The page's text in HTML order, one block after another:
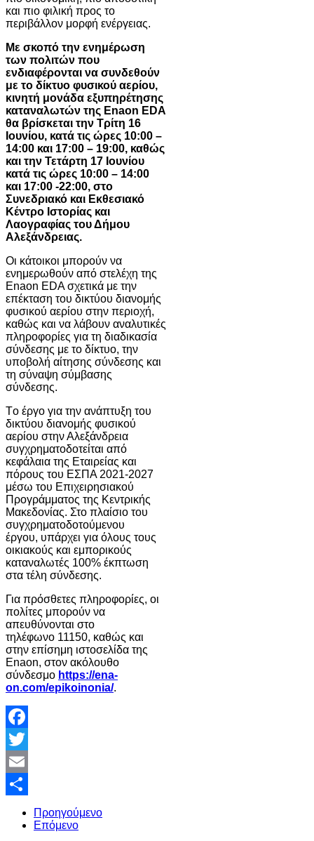
και πιο φιλική προς το
περιβάλλον μορφή ενέργειας.
Με σκοπό την ενημέρωση
των πολιτών που
ενδιαφέρονται να συνδεθούν
με το δίκτυο φυσικού αερίου,
κινητή μονάδα εξυπηρέτησης
καταναλωτών της Enaon EDA
θα βρίσκεται την Τρίτη 16
Ιουνίου, κατά τις ώρες 10:00 –
14:00 και 17:00 – 19:00, καθώς
και την Τετάρτη 17 Ιουνίου
κατά τις ώρες 10:00 – 14:00
και 17:00 -22:00, στο
Συνεδριακό και Εκθεσιακό
Κέντρο Ιστορίας και
Λαογραφίας του Δήμου
Αλεξάνδρειας.
Οι κάτοικοι μπορούν να
ενημερωθούν από στελέχη της
Enaon EDA σχετικά με την
επέκταση του δικτύου διανομής
φυσικού αερίου στην περιοχή,
καθώς και να λάβουν αναλυτικές
πληροφορίες για τη διαδικασία
σύνδεσης με το δίκτυο, την
υποβολή αίτησης σύνδεσης και
τη σύναψη σύμβασης
σύνδεσης.
Tο έργο για την ανάπτυξη του
δικτύου διανομής φυσικού
αερίου στην Αλεξάνδρεια
συγχρηματοδοτείται από
κεφάλαια της Εταιρείας και
πόρους του ΕΣΠΑ 2021-2027
μέσω του Επιχειρησιακού
Προγράμματος της Κεντρικής
Μακεδονίας. Στο πλαίσιο του
συγχρηματοδοτούμενου
έργου, υπάρχει για όλους τους
οικιακούς και εμπορικούς
καταναλωτές 100% έκπτωση
στα τέλη σύνδεσης.
Για πρόσθετες πληροφορίες, οι
πολίτες μπορούν να
απευθύνονται στο
τηλέφωνο 11150, καθώς και
στην επίσημη ιστοσελίδα της
Enaon, στον ακόλουθο
σύνδεσμο https://ena-
on.com/epikoinonia/.
Facebook
Twitter
Email
Share
Προηγούμενο
Επόμενο